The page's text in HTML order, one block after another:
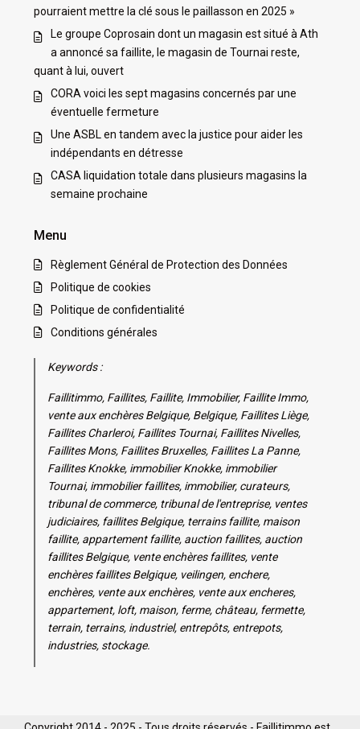
pourraient mettre la clé sous le paillasson en 2025 »
Le groupe Coprosain dont un magasin est situé à Ath
a annoncé sa faillite, le magasin de Tournai reste,
quant à lui, ouvert
CORA voici les sept magasins concernés par une
éventuelle fermeture
Une ASBL en tandem avec la justice pour aider les
indépendants en détresse
CASA liquidation totale dans plusieurs magasins la
semaine prochaine
Menu
Règlement Général de Protection des Données
Politique de cookies
Politique de confidentialité
Conditions générales
Keywords :
Faillitimmo, Faillites, Faillite, Immobilier, Faillite Immo,
vente aux enchères Belgique, Belgique, Faillites Liège,
Faillites Charleroi, Faillites Tournai, Faillites Nivelles,
Faillites Mons, Faillites Bruxelles, Faillites La Panne,
Faillites Knokke, immobilier Knokke, immobilier
Tournai, immobilier faillites, immobilier, curateurs,
tribunal de commerce, tribunal de l'entreprise, ventes
judiciaires, faillites Belgique, terrains faillite, maison
faillite, appartement faillite, auction faillites, auction
faillites Belgique, vente enchères faillites, vente
enchères faillites Belgique, veilingen, enchere,
enchères, vente aux enchères, vente aux encheres,
appartement, loft, maison, ferme, château, fermette,
terrain, terrains, industriel, entrepôts, entrepots,
industries, stockage.